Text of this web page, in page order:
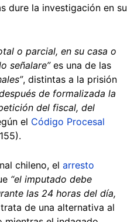
dure la investigación en su
o parcial, en su casa o
señalare”es una de las
, distintas a la prisión
de formalizada la
del fiscal, del
el Código Procesal
chileno, el arresto
“el imputado debe
las 24 horas del día,
de una alternativa al